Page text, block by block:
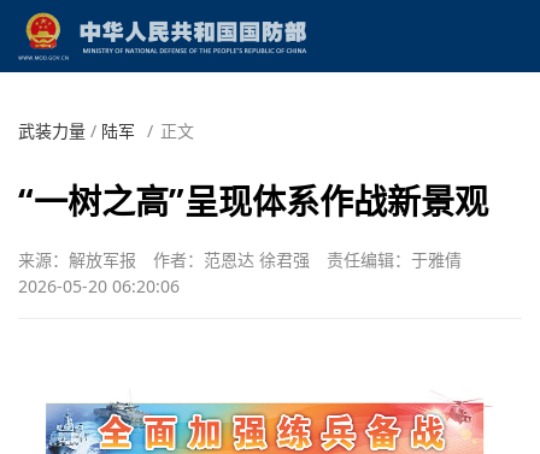
武装力量 / 陆军 / 正文
“一树之高”呈现体系作战新景观
来源：解放军报 作者：范恩达 徐君强
责任编辑：于雅倩
2026-05-20 06:20:06